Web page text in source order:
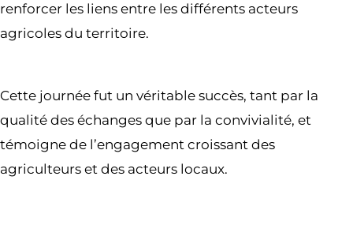
renforcer les liens entre les différents acteurs
agricoles du territoire.
Cette journée fut un véritable succès, tant par la
qualité des échanges que par la convivialité, et
témoigne de l’engagement croissant des
agriculteurs et des acteurs locaux.